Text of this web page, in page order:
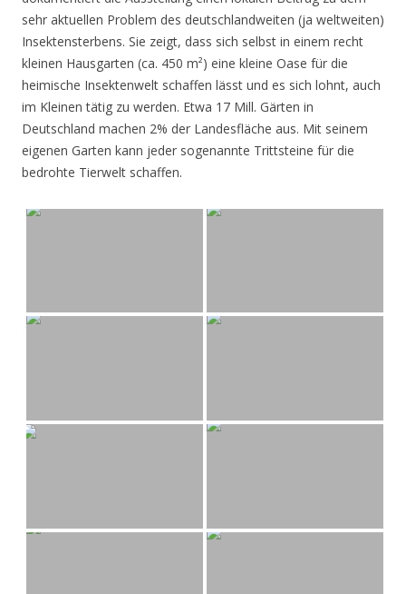
sehr aktuellen Problem des deutschlandweiten (ja weltweiten)
Insektensterbens. Sie zeigt, dass sich selbst in einem recht
kleinen Hausgarten (ca. 450 m²) eine kleine Oase für die
heimische Insektenwelt schaffen lässt und es sich lohnt, auch
im Kleinen tätig zu werden. Etwa 17 Mill. Gärten in
Deutschland machen 2% der Landesfläche aus. Mit seinem
eigenen Garten kann jeder sogenannte Trittsteine für die
bedrohte Tierwelt schaffen.